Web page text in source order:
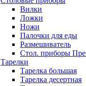
Вилки
Ложки
Ножи
Палочки для еды
Размешиватель
Стол. приборы
Тарелки
Тарелка большая
Тарелка десертная